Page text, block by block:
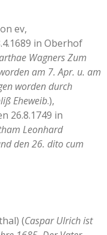
ev,
in Oberhof
Wagners Zum
am 7. Apr. u. am
worden durch
Eheweib.),
26.8.1749 in
Leonhard
den 26. dito cum
(Caspar Ulrich ist